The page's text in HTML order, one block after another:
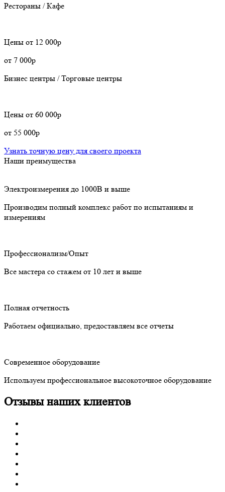
Рестораны / Кафе
Цены от 12 000р
от 7 000р
Бизнес центры / Торговые центры
Цены от 60 000р
от 55 000р
Узнать точную цену для своего проекта
Наши преимущества
Электроизмерения до 1000В и выше
Производим полный комплекс работ по испытаниям и
измерениям
Профессионализм/Опыт
Все мастера со стажем от 10 лет и выше
Полная отчетность
Работаем официально, предоставляем все отчеты
Современное оборудование
Используем профессиональное высокоточное оборудование
Отзывы наших клиентов